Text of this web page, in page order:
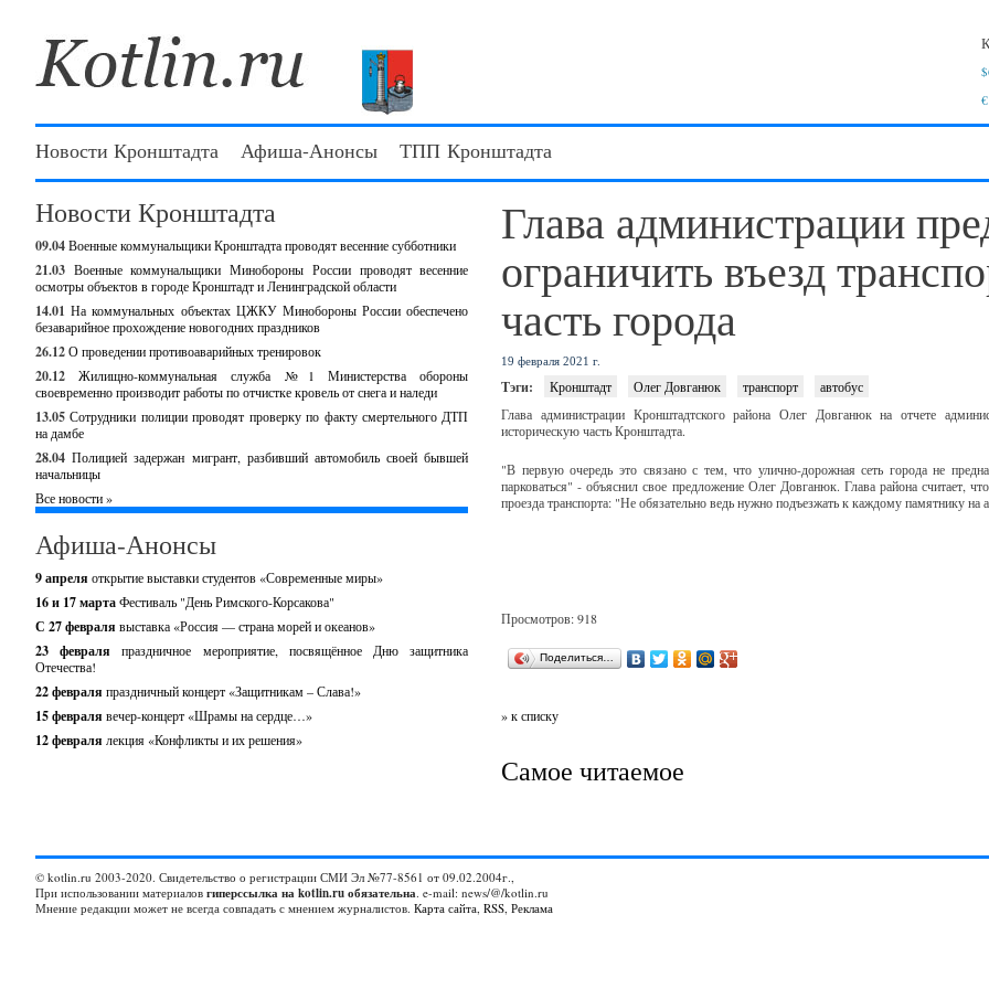
Новости Кронштадта Афиша-Анонсы ТПП Кронштадта
Новости Кронштадта
09.04Военные коммунальщики Кронштадта проводят весенние субботники
21.03 Военные коммунальщики Минобороны России проводят весенние
осмотры объектов в городе Кронштадт и Ленинградской области
14.01 На коммунальных объектах ЦЖКУ Минобороны России обеспечено
безаварийное прохождение новогодних праздников
26.12О проведении противоаварийных тренировок
20.12
Жилищно-коммунальная служба №1 Министерства обороны
своевременно производит работы по отчистке кровель от снега и наледи
13.05 Сотрудники полиции проводят проверку по факту смертельного ДТП
на дамбе
28.04 Полицией задержан мигрант, разбивший автомобиль своей бывшей
начальницы
Все новости »
Афиша-Анонсы
9 апреля открытие выставки студентов «Современные миры»
16 и 17 мартаФестиваль "День Римского-Корсакова"
С 27 февраля выставка «Россия — страна морей и океанов»
23 февраляпраздничное мероприятие, посвящённое Дню защитника
Отечества!
22 февраля праздничный концерт «Защитникам – Слава!»
15 февраля вечер-концерт «Шрамы на сердце…»
12 февраля лекция «Конфликты и их решения»
Глава администрации
ограничить въезд
часть города
19 февраля 2021 г.
Тэги: Кронштадт Олег Довганюк транспорт
автобус
Глава администрации Кронштадтского района Олег Довганюк на отчете
историческую часть Кронштадта.
"В первую очередь это связано с тем, что улично-дорожная сеть города не
парковаться" - объяснил свое предложение Олег Довганюк. Глава района считает,
проезда транспорта: "Не обязательно ведь нужно подъезжать к каждому памятнику на
Просмотров: 918
Поделиться…
» к списку
Самое читаемое
© kotlin.ru 2003-2020. Свидетельство о регистрации СМИ Эл №77-8561 от 09.02.2004г.,
При использовании материалов гиперссылка на kotlin.ru обязательна. e-mail: news/@/kotlin.ru
Мнение редакции может не всегда совпадать с мнением журналистов. Карта сайта, RSS, Реклама